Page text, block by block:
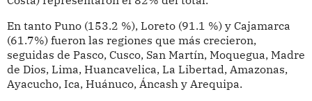
En tanto Puno (153.2 %), Loreto (91.1 %) y Cajamarca
(61.7%) fueron las regiones que más crecieron,
seguidas de Pasco, Cusco, San Martín, Moquegua, Madre
de Dios, Lima, Huancavelica, La Libertad, Amazonas,
Ayacucho, Ica, Huánuco, Áncash y Arequipa.